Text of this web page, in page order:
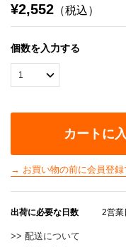
¥2,552 （税込）
個数を入力する
カートに
→ お買い物の前に会員登録
出荷に必要な日数 2営業
>> 配送について